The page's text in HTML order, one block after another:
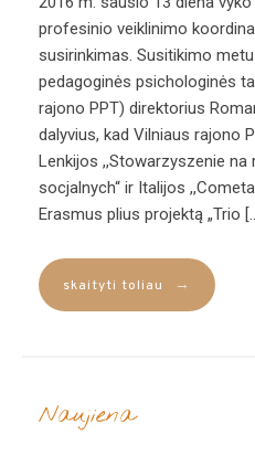
profesinio veiklinimo
susirinkimas. Susitikimo
pedagoginės psichologinės
rajono PPT) direktorius
dalyvius, kad Vilniaus rajono
Lenkijos ,,Stowarzyszenie na
socjalnych“ ir Italijos
Erasmus plius projektą „Trio
skaityti toliau →
Naujiena